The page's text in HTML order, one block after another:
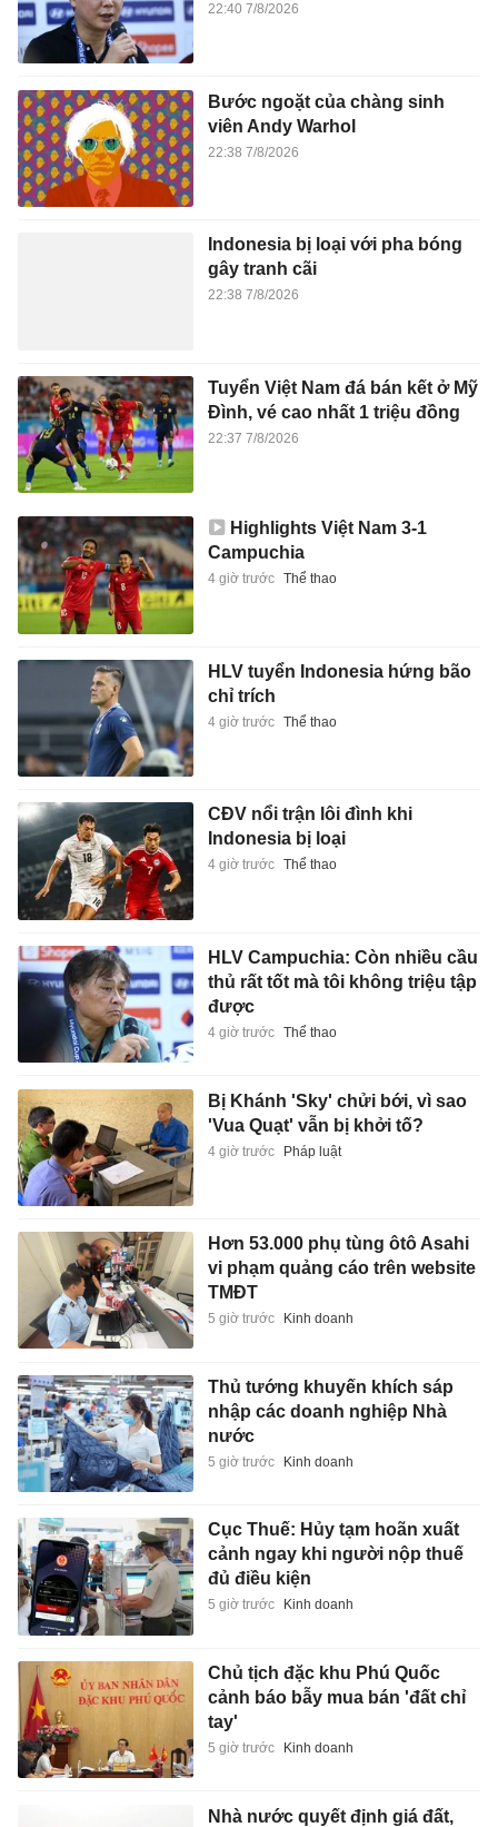
22:40 7/8/2026
Bước ngoặt của chàng sinh
viên Andy Warhol
22:38 7/8/2026
Indonesia bị loại với pha bóng
gây tranh cãi
22:38 7/8/2026
Tuyển Việt Nam đá bán kết ở Mỹ
Đình, vé cao nhất 1 triệu đồng
22:37 7/8/2026
Highlights Việt Nam 3-1
Campuchia
4 giờ trước Thể thao
HLV tuyển Indonesia hứng bão
chỉ trích
4 giờ trước Thể thao
CĐV nổi trận lôi đình khi
Indonesia bị loại
4 giờ trước Thể thao
HLV Campuchia: Còn nhiều cầu
thủ rất tốt mà tôi không triệu tập
được
4 giờ trước Thể thao
Bị Khánh 'Sky' chửi bới, vì sao
'Vua Quạt' vẫn bị khởi tố?
4 giờ trước Pháp luật
Hơn 53.000 phụ tùng ôtô Asahi
vi phạm quảng cáo trên website
TMĐT
5 giờ trước Kinh doanh
Thủ tướng khuyến khích sáp
nhập các doanh nghiệp Nhà
nước
5 giờ trước Kinh doanh
Cục Thuế: Hủy tạm hoãn xuất
cảnh ngay khi người nộp thuế
đủ điều kiện
5 giờ trước Kinh doanh
Chủ tịch đặc khu Phú Quốc
cảnh báo bẫy mua bán 'đất chỉ
tay'
5 giờ trước Kinh doanh
Nhà nước quyết định giá đất,